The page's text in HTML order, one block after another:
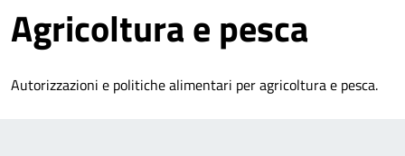
Agricoltura e pesca
Autorizzazioni e politiche alimentari per agricoltura e pesca.